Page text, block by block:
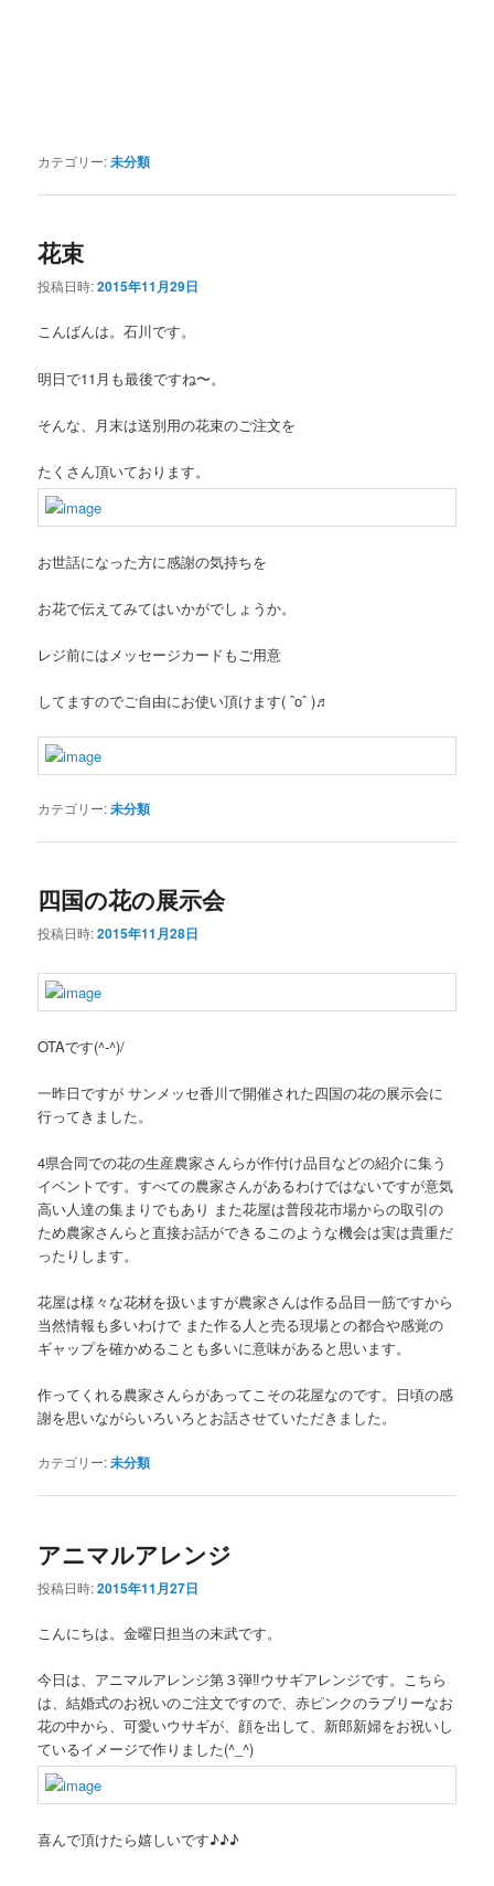
カテゴリー:未分類
花束
投稿日時:2015年11月29日
こんばんは。石川です。
明日で11月も最後ですね〜。
そんな、月末は送別用の花束のご注文を
たくさん頂いております。
お世話になった方に感謝の気持ちを
お花で伝えてみてはいかがでしょうか。
レジ前にはメッセージカードもご用意
してますのでご自由にお使い頂けます( ˆoˆ )♬
カテゴリー:未分類
四国の花の展示会
投稿日時:2015年11月28日
OTAです(^-^)/
一昨日ですが サンメッセ香川で開催された四国の花の展示会に
行ってきました。
4県合同での花の生産農家さんらが作付け品目などの紹介に集う
イベントです。すべての農家さんがあるわけではないですが意気
高い人達の集まりでもあり また花屋は普段花市場からの取引の
ため農家さんらと直接お話ができるこのような機会は実は貴重だ
ったりします。
花屋は様々な花材を扱いますが農家さんは作る品目一筋ですから
当然情報も多いわけで また作る人と売る現場との都合や感覚の
ギャップを確かめることも多いに意味があると思います。
作ってくれる農家さんらがあってこその花屋なのです。日頃の感
謝を思いながらいろいろとお話させていただきました。
カテゴリー:未分類
アニマルアレンジ
投稿日時:2015年11月27日
こんにちは。金曜日担当の末武です。
今日は、アニマルアレンジ第３弾‼️ウサギアレンジです。こちら
は、結婚式のお祝いのご注文ですので、赤ピンクのラブリーなお
花の中から、可愛いウサギが、顔を出して、新郎新婦をお祝いし
ているイメージで作りました(^_^)
喜んで頂けたら嬉しいです♪♪♪